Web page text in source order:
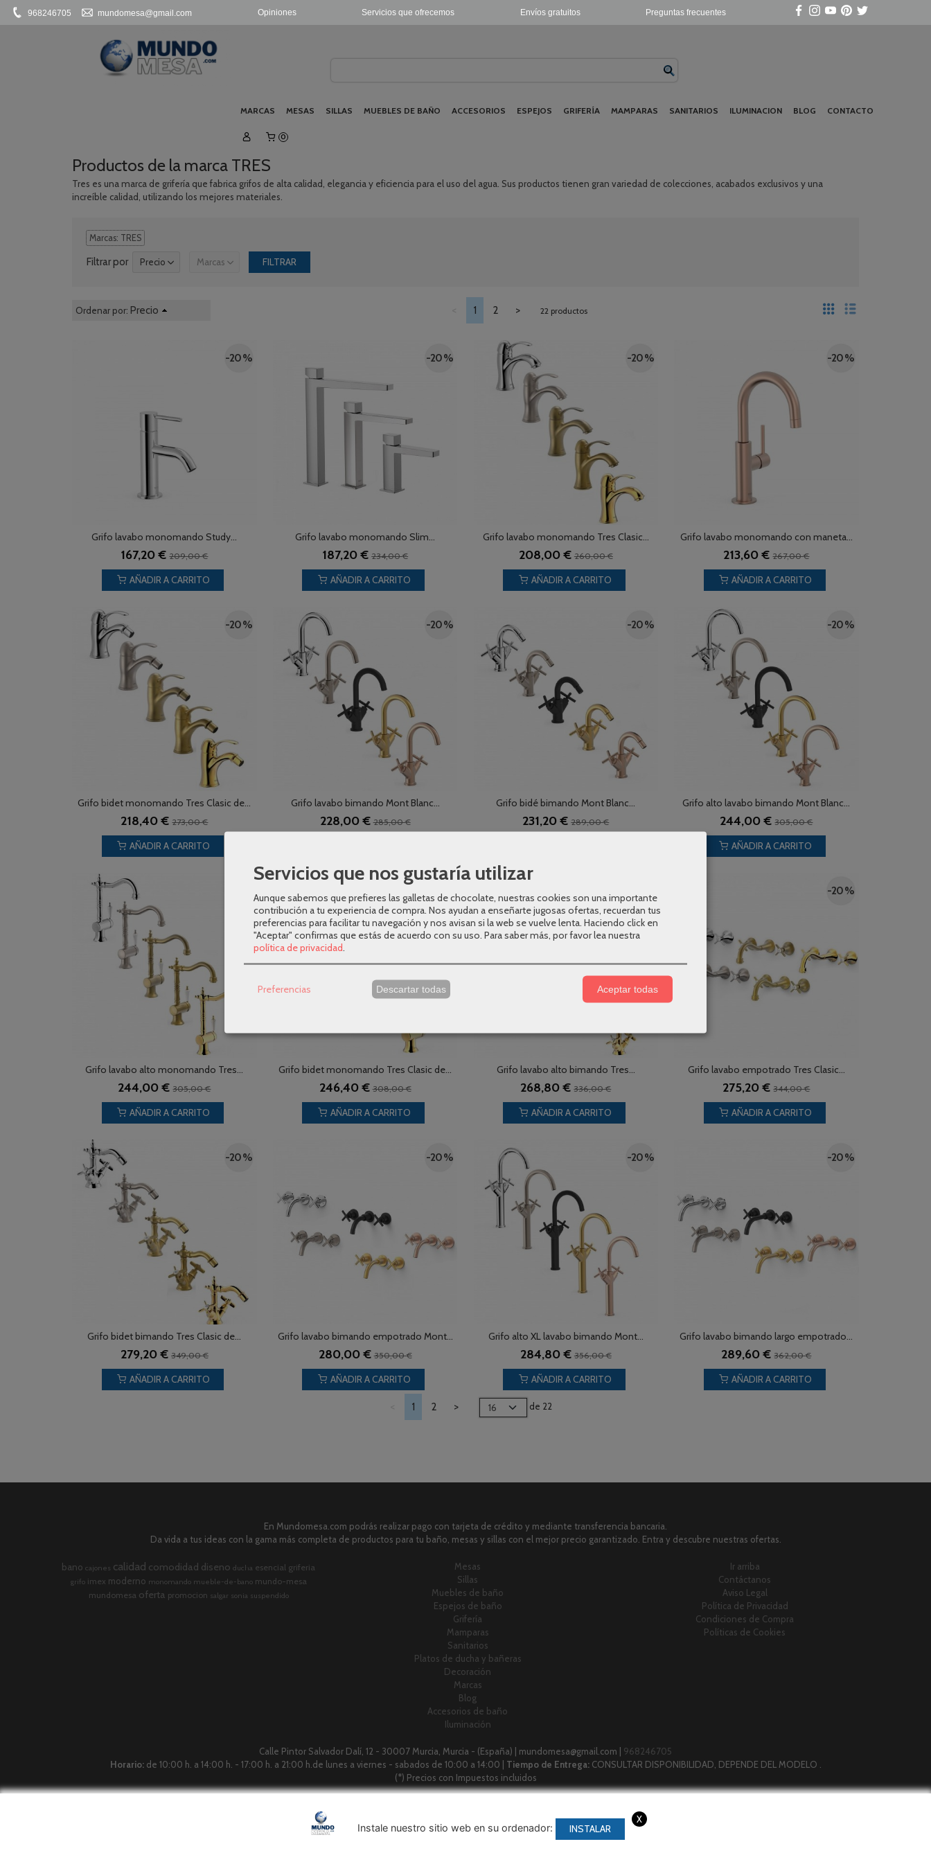
Preguntas frecuentes
Envíos gratuitos
Servicios que ofrecemos
Opiniones
968246705 mundomesa@gmail.com
MARCAS MESAS SILLAS MUEBLES DE BAÑO ACCESORIOS ESPEJOS GRIFERÍA MAMPARAS SANITARIOS ILUMINACION BLOG CONTACTO
0
Productos de la marca TRES
Tres es una marca de grifería que fabrica grifos de alta calidad, elegancia y eficiencia para el uso del agua. Sus productos tienen gran variedad de colecciones, acabados exclusivos y una
increíble calidad, utilizando los mejores materiales.
Marcas: TRES
Filtrar por Precio Marcas
Ordenar por: Precio 1 2 > 22 productos
-20 %
Grifo lavabo monomando Study...
167,20 €209,00 €
AÑADIR A CARRITO
-20 %
Grifo lavabo monomando Slim...
187,20 €234,00 €
AÑADIR A CARRITO
-20 %
Grifo lavabo monomando Tres Clasic...
208,00 € 260,00 €
AÑADIR A CARRITO
-20 %
Grifo lavabo monomando con maneta...
213,60 €267,00 €
AÑADIR A CARRITO
-20 %
Grifo bidet monomando Tres Clasic de...
218,40 €273,00 €
AÑADIR A CARRITO
-20 %
Grifo lavabo bimando Mont Blanc...
228,00 €285,00 €
-20 %
Grifo bidé bimando Mont Blanc...
231,20 €289,00 €
-20 %
Grifo alto lavabo bimando Mont Blanc...
244,00 €305,00 €
AÑADIR A CARRITO
Grifo lavabo alto monomando Tres...
244,00 €305,00 €
AÑADIR A CARRITO
-20 %
Grifo bidet monomando Tres Clasic de...
246,40 €308,00 €
AÑADIR A CARRITO
Grifo lavabo alto bimando Tres...
268,80 €336,00 €
AÑADIR A CARRITO
-20 %
Grifo lavabo empotrado Tres Clasic...
275,20 €344,00 €
AÑADIR A CARRITO
-20 %
Grifo bidet bimando Tres Clasic de...
279,20 € 349,00 €
AÑADIR A CARRITO
-20 %
Grifo lavabo bimando empotrado Mont...
280,00 €350,00 €
AÑADIR A CARRITO
-20 %
Grifo alto XL lavabo bimando Mont...
284,80 € 356,00 €
AÑADIR A CARRITO
-20 %
Grifo lavabo bimando largo empotrado...
289,60 €362,00 €
AÑADIR A CARRITO
1 2 > de 22
En Mundomesa.com podrás realizar pago con tarjeta de crédito y mediante transferencia bancaria.
Da vida a tus ideas con la gama más completa de productos para tu baño, mesas y sillas con el mejor precio garantizado. Entra y descubre nuestras ofertas.
bano cajones calidad comodidad diseno ducha esencial griferia
grifo imex moderno monomando mueble-de-bano mundo-mesa
mundomesa oferta promocion salgar sonia suspendido
Mesas
Sillas
Muebles de baño
Espejos de baño
Grifería
Mamparas
Sanitarios
Platos de ducha y bañeras
Decoración
Marcas
Blog
Accesorios de baño
Iluminación
Ir arriba
Contáctanos
Aviso Legal
Política de Privacidad
Condiciones de Compra
Políticas de Cookies
Calle Pintor Salvador Dalí, 12 - 30007 Murcia, Murcia - (España) | mundomesa@gmail.com | 968246705
Horario: de 10:00 h. a 14:00 h. - 17:00 h. a 21:00 h.de lunes a viernes - sabados de 10:00 a 14:00 | Tiempo de Entrega: CONSULTAR DISPONIBILIDAD, DEPENDE DEL MODELO .
(*) Precios con Impuestos incluidos
Instale nuestro sitio web en su ordenador: INSTALAR
X
Servicios que nos gustaría utilizar
Aunque sabemos que prefieres las galletas de chocolate, nuestras cookies son una importante
contribución a tu experiencia de compra. Nos ayudan a enseñarte jugosas ofertas, recuerdan tus
preferencias para facilitar tu navegación y nos avisan si la web se vuelve lenta. Haciendo click en
"Aceptar" confirmas que estás de acuerdo con su uso. Para saber más, por favor lea nuestra
política de privacidad
Preferencias Descartar todas Aceptar todas